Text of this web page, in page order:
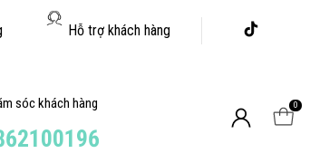
Hỗ trợ khách hàng
sóc khách hàng 0